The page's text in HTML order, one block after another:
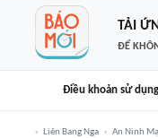
TẢI
ĐỂ
Điều khoản sử dụng
Liên Bang Nga An Ninh